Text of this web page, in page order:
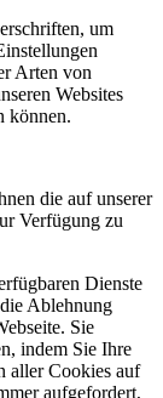
um
Arten von
Websites
können.
die auf unserer
Verfügung zu
Dienste
Ablehnung
Sie
indem Sie Ihre
aller Cookies auf
aufgefordert,